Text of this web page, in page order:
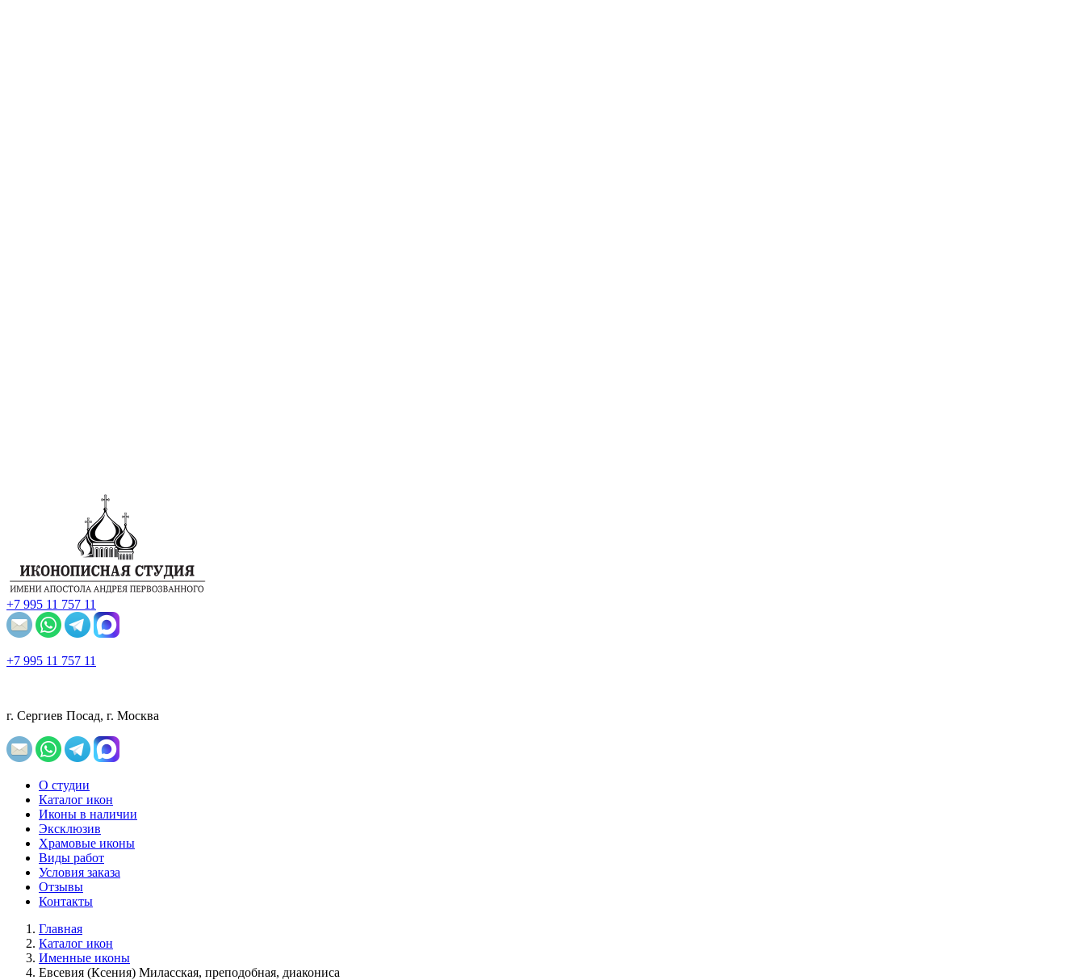
+7 995 11 757 11
+7 995 11 757 11
г. Сергиев Посад, г. Москва
О студии
Каталог икон
Иконы в наличии
Эксклюзив
Храмовые иконы
Виды работ
Условия заказа
Отзывы
Контакты
Главная
Каталог икон
Именные иконы
Евсевия (Ксения) Миласская, преподобная, диакониса